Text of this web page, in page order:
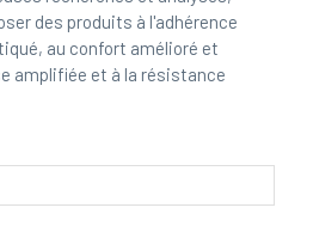
des produits à l'adhérence
au confort amélioré et
amplifiée et à la résistance